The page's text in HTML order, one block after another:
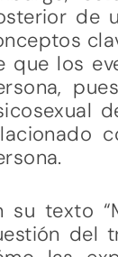
de
que los
su texto
del